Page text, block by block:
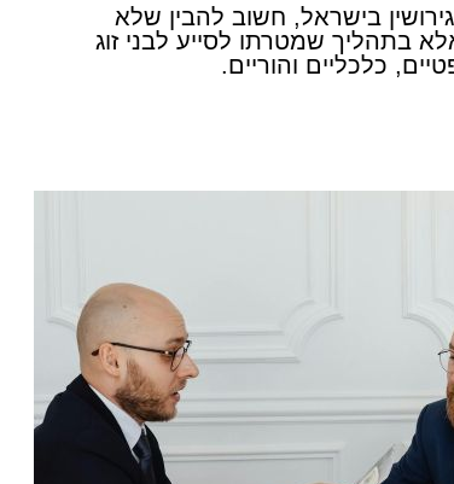
בישראל, חשוב להבין שלא
בתהליך שמטרתו לסייע לבני זוג
כלכליים והוריים.